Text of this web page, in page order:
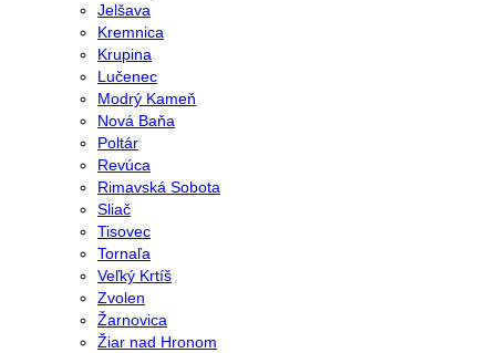
Jelšava
Kremnica
Krupina
Lučenec
Modrý Kameň
Nová Baňa
Poltár
Revúca
Rimavská Sobota
Sliač
Tisovec
Tornaľa
Veľký Krtíš
Zvolen
Žarnovica
Žiar nad Hronom